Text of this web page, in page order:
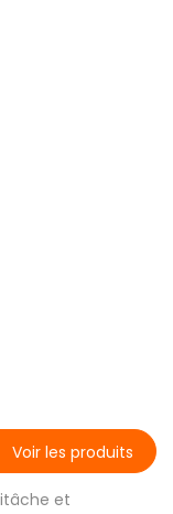
et
Voir les produits